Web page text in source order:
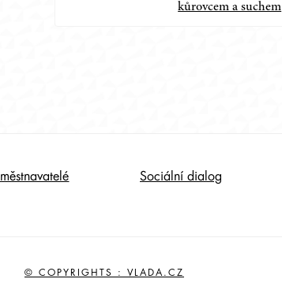
kůrovcem a suchem
Sociální dialog
© COPYRIGHTS : VLADA.CZ